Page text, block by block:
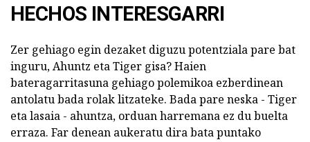
HECHOS INTERESGARRI
Zer gehiago egin dezaket diguzu potentziala pare bat
inguru, Ahuntz eta Tiger gisa? Haien
bateragarritasuna gehiago polemikoa ezberdinean
antolatu bada rolak litzateke. Bada pare neska - Tiger
eta lasaia - ahuntza, orduan harremana ez du buelta
erraza. Far denean aukeratu dira bata puntako